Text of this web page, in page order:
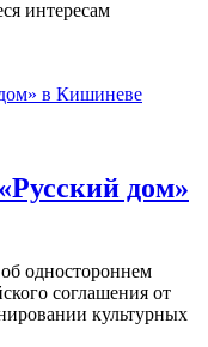
интересам
дом»
одностороннем
соглашения от
культурных